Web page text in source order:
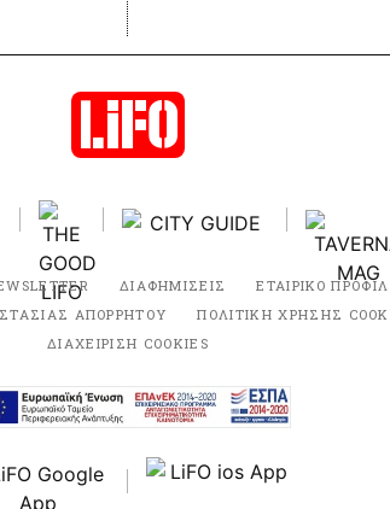
ΔΙΑΦΗΜΙΣΕΙΣ ΕΤΑΙΡΙΚΟ ΠΡΟΦΙΛ
ΑΠΟΡΡΗΤΟΥ
ΠΟΛΙΤΙΚΗ ΧΡΗΣΗΣ
ΔΙΑΧΕΙΡΙΣΗ COOKIES